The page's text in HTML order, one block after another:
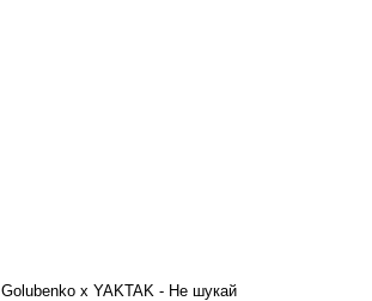
Golubenko x YAKTAK - Не шукай